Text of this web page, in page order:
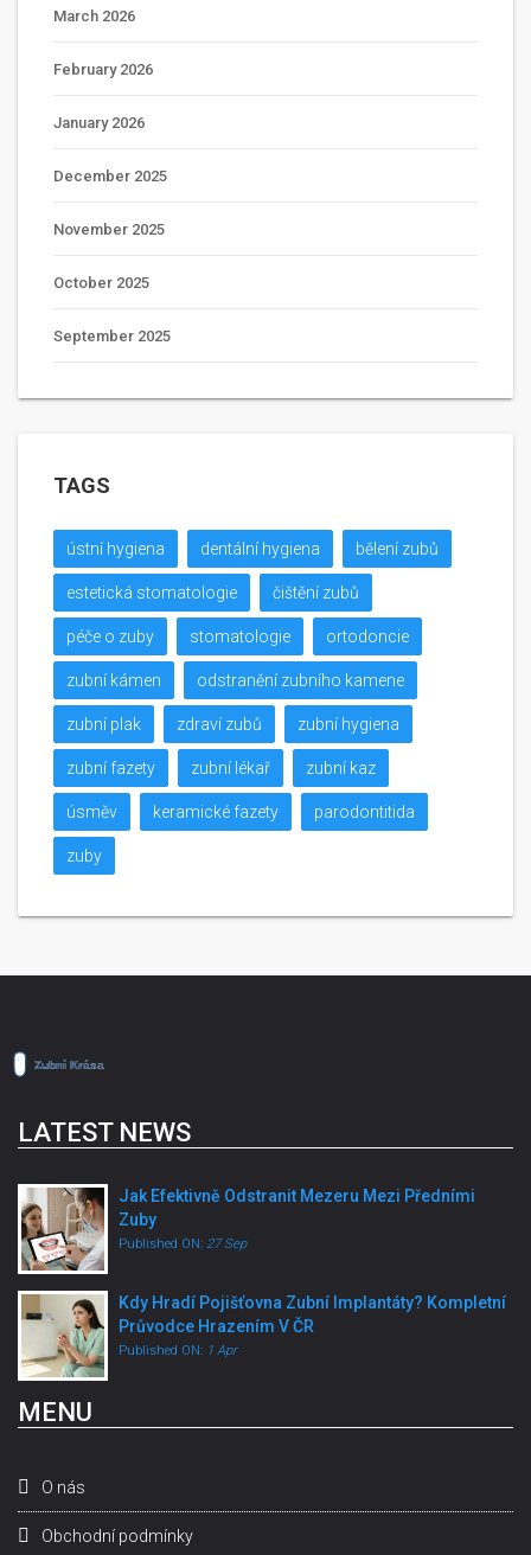
March 2026
February 2026
January 2026
December 2025
November 2025
October 2025
September 2025
TAGS
ústní hygiena dentální hygiena bělení zubů
estetická stomatologie čištění zubů
péče o zuby stomatologie ortodoncie
zubní kámen odstranění zubního kamene
zubní plak zdraví zubů zubní hygiena
zubní fazety zubní lékař zubní kaz
úsměv keramické fazety parodontitida
zuby
LATEST NEWS
Jak Efektivně Odstranit Mezeru Mezi Předními
Zuby
Published ON: 27 Sep
Kdy Hradí Pojišťovna Zubní Implantáty? Kompletní
Průvodce Hrazením V ČR
Published ON: 1 Apr
MENU
O nás
Obchodní podmínky